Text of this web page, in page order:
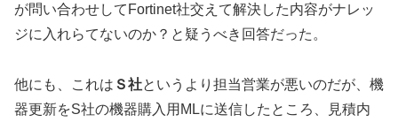
が問い合わせしてFortinet社交えて解決した内容がナレッ
ジに入れらてないのか？と疑うべき回答だった。
他にも、これは Ｓ社というより担当営業が悪いのだが、機
器更新をS社の機器購入用MLに送信したところ、見積内